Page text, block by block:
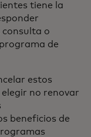
tiene la
consulta o
de
estos
no renovar
beneficios de